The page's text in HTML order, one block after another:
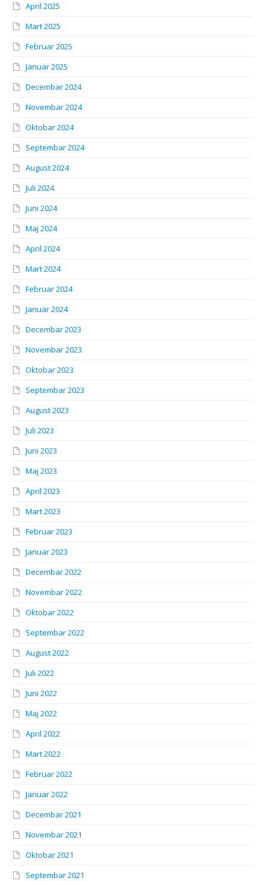
April 2025
Mart 2025
Februar 2025
Januar 2025
Decembar 2024
Novembar 2024
Oktobar 2024
Septembar 2024
August 2024
Juli 2024
Juni 2024
Maj 2024
April 2024
Mart 2024
Februar 2024
Januar 2024
Decembar 2023
Novembar 2023
Oktobar 2023
Septembar 2023
August 2023
Juli 2023
Juni 2023
Maj 2023
April 2023
Mart 2023
Februar 2023
Januar 2023
Decembar 2022
Novembar 2022
Oktobar 2022
Septembar 2022
August 2022
Juli 2022
Juni 2022
Maj 2022
April 2022
Mart 2022
Februar 2022
Januar 2022
Decembar 2021
Novembar 2021
Oktobar 2021
Septembar 2021